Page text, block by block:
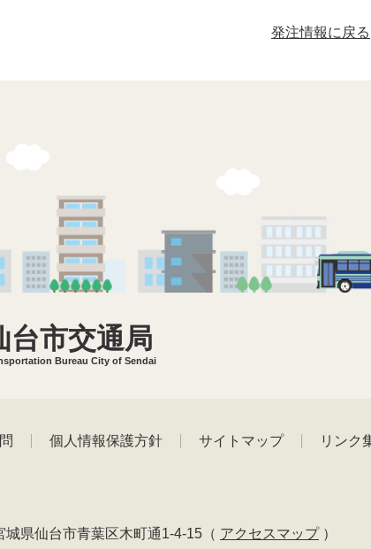
発注情報に戻る
台市交通局
Bureau City of Sendai
個人情報保護方針 サイトマップ リンク
城県仙台市青葉区木町通1-4-15 （ アクセスマップ）